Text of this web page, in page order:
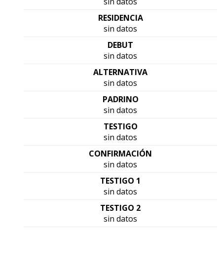
RESIDENCIA
sin datos
DEBUT
sin datos
ALTERNATIVA
sin datos
PADRINO
sin datos
TESTIGO
sin datos
CONFIRMACIÓN
sin datos
TESTIGO 1
sin datos
TESTIGO 2
sin datos